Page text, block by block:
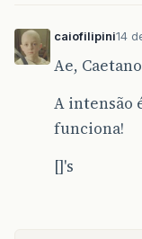
caiofilipini14
Ae,
A intensão
funciona!
[]'s